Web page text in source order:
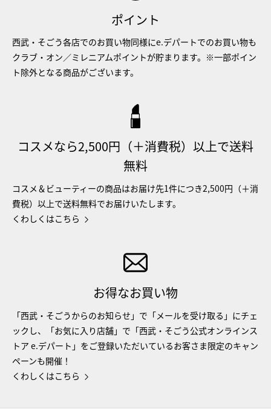
ポイント
西武・そごう各店でのお買い物同様にe.デパートでのお買い物も
クラブ・オン／ミレニアムポイントが貯まります。※一部ポイン
ト除外となる商品がございます。
コスメなら2,500円（＋消費税）以上で送料
無料
コスメ＆ビューティーの商品はお届け先1件につき2,500円（＋消
費税）以上で送料無料でお届けいたします。
くわしくはこちら
お得なお買い物
「西武・そごうからのお知らせ」で「メールを受け取る」にチェ
ックし、「お気に入り店舗」で「西武・そごう公式オンラインス
トア e.デパート」をご登録いただいているお客さま限定のキャン
ペーンも開催！
くわしくはこちら